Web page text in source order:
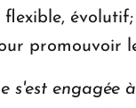
promouvoir
s'est